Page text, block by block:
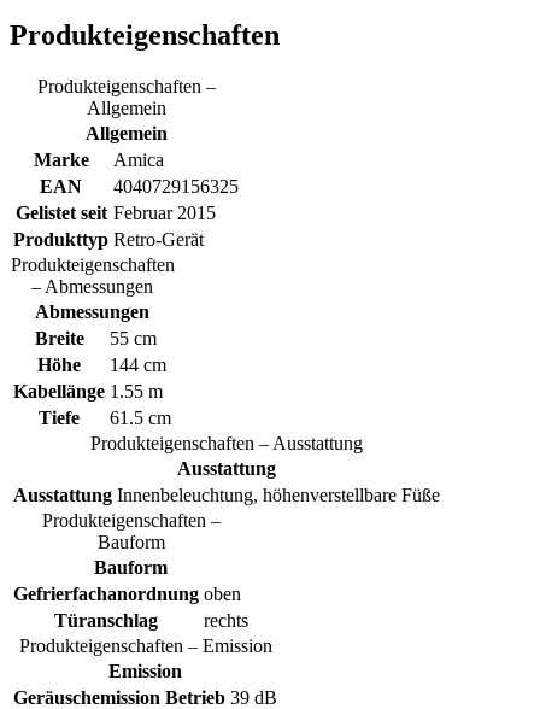
Produkteigenschaften
Produkteigenschaften –
Allgemein
Allgemein
Marke
Amica
EAN
4040729156325
Gelistet seit Februar 2015
Produkttyp Retro-Gerät
Produkteigenschaften
– Abmessungen
Abmessungen
Breite
55 cm
Höhe
144 cm
Kabellänge 1.55 m
Tiefe
61.5 cm
Produkteigenschaften – Ausstattung
Ausstattung
Ausstattung Innenbeleuchtung, höhenverstellbare Füße
Produkteigenschaften –
Bauform
Bauform
Gefrierfachanordnung oben
Türanschlag
rechts
Produkteigenschaften – Emission
Emission
Geräuschemission Betrieb 39 dB